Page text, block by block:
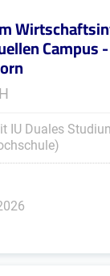
Campus
IU Duales